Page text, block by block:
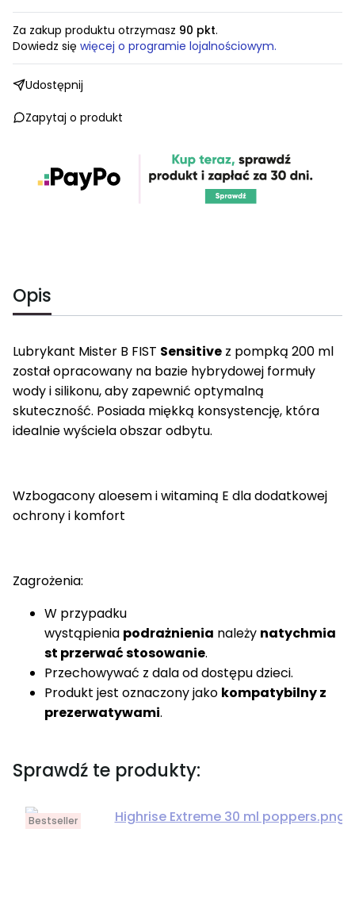
Za zakup produktu otrzymasz 90 pkt.
Dowiedz się więcej o programie lojalnościowym.
Udostępnij
Zapytaj o produkt
Opis
Lubrykant Mister B FIST Sensitive z pompką 200 ml
został opracowany na bazie hybrydowej formuły
wody i silikonu, aby zapewnić optymalną
skuteczność. Posiada miękką konsystencję, która
idealnie wyściela obszar odbytu.
Wzbogacony aloesem i witaminą E dla dodatkowej
ochrony i komfort
Zagrożenia:
W przypadku
wystąpienia podrażnienia należy natychmia
st przerwać stosowanie.
Przechowywać z dala od dostępu dzieci.
Produkt jest oznaczony jako kompatybilny z
prezerwatywami.
Sprawdź te produkty:
Bestseller